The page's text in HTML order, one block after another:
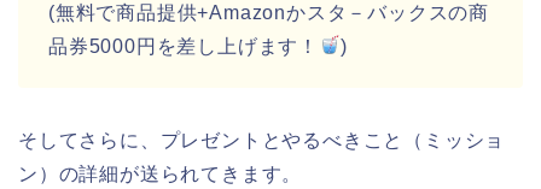
(無料で商品提供+Amazonかスタ－バックスの商
品券5000円を差し上げます！
)
そしてさらに、プレゼントとやるべきこと（ミッショ
ン）の詳細が送られてきます。